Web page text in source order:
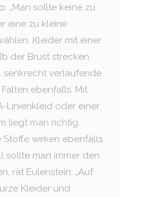
„Man sollte keine zu
eine zu kleine
Kleider mit einer
der Brust strecken
senkrecht verlaufende
ebenfalls. Mit
Linienkleid oder einer
liegt man richtig.
wirken ebenfalls
sollte man immer den
rät Eulenstein: „Auf
Kleider und